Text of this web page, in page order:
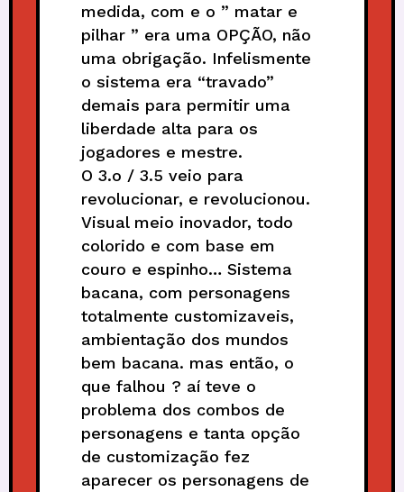
medida, com e o ” matar e
pilhar ” era uma OPÇÃO, não
uma obrigação. Infelismente
o sistema era “travado”
demais para permitir uma
liberdade alta para os
jogadores e mestre.
O 3.o / 3.5 veio para
revolucionar, e revolucionou.
Visual meio inovador, todo
colorido e com base em
couro e espinho… Sistema
bacana, com personagens
totalmente customizaveis,
ambientação dos mundos
bem bacana. mas então, o
que falhou ? aí teve o
problema dos combos de
personagens e tanta opção
de customização fez
aparecer os personagens de